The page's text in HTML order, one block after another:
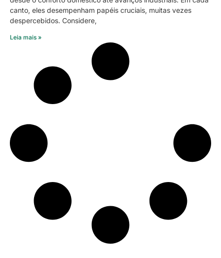
canto, eles desempenham papéis cruciais, muitas vezes
despercebidos. Considere,
Leia mais »